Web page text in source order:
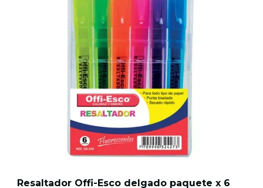
Resaltador Offi-Esco delgado paquete x 6